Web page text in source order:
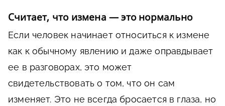
Считает, что измена — это нормально
Если человек начинает относиться к измене
как к обычному явлению и даже оправдывает
ее в разговорах, это может
свидетельствовать о том, что он сам
изменяет. Это не всегда бросается в глаза, но